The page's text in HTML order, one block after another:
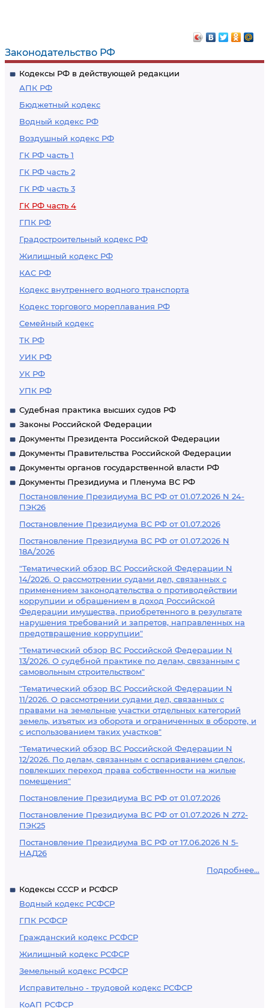
Законодательство РФ
Кодексы РФ в действующей редакции
АПК РФ
Бюджетный кодекс
Водный кодекс РФ
Воздушный кодекс РФ
ГК РФ часть 1
ГК РФ часть 2
ГК РФ часть 3
ГК РФ часть 4
ГПК РФ
Градостроительный кодекс РФ
Жилищный кодекс РФ
КАС РФ
Кодекс внутреннего водного транспорта
Кодекс торгового мореплавания РФ
Семейный кодекс
ТК РФ
УИК РФ
УК РФ
УПК РФ
Судебная практика высших судов РФ
Законы Российской Федерации
Документы Президента Российской Федерации
Документы Правительства Российской Федерации
Документы органов государственной власти РФ
Документы Президиума и Пленума ВС РФ
Постановление Президиума ВС РФ от 01.07.2026 N 24-
ПЭК26
Постановление Президиума ВС РФ от 01.07.2026
Постановление Президиума ВС РФ от 01.07.2026 N
18А/2026
"Тематический обзор ВС Российской Федерации N
14/2026. О рассмотрении судами дел, связанных с
применением законодательства о противодействии
коррупции и обращением в доход Российской
Федерации имущества, приобретенного в результате
нарушения требований и запретов, направленных на
предотвращение коррупции"
"Тематический обзор ВС Российской Федерации N
13/2026. О судебной практике по делам, связанным с
самовольным строительством"
"Тематический обзор ВС Российской Федерации N
11/2026. О рассмотрении судами дел, связанных с
правами на земельные участки отдельных категорий
земель, изъятых из оборота и ограниченных в обороте, и
с использованием таких участков"
"Тематический обзор ВС Российской Федерации N
12/2026. По делам, связанным с оспариванием сделок,
повлекших переход права собственности на жилые
помещения"
Постановление Президиума ВС РФ от 01.07.2026
Постановление Президиума ВС РФ от 01.07.2026 N 272-
ПЭК25
Постановление Президиума ВС РФ от 17.06.2026 N 5-
НАД26
Подробнее...
Кодексы СССР и РСФСР
Водный кодекс РСФСР
ГПК РСФСР
Гражданский кодекс РСФСР
Жилищный кодекс РСФСР
Земельный кодекс РСФСР
Исправительно - трудовой кодекс РСФСР
КоАП РСФСР
созданные,
выведенные или
выявленные при
выполнении работ